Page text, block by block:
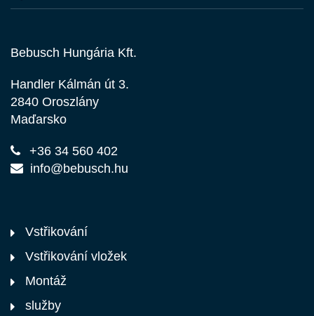
Bebusch Hungária Kft.
Handler Kálmán út 3.
2840 Oroszlány
Maďarsko
+36 34 560 402
info@bebusch.hu
Vstřikování
Vstřikování vložek
Montáž
služby